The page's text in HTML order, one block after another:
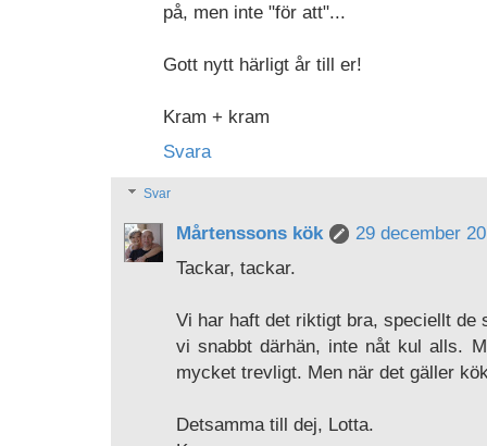
på, men inte "för att"...
Gott nytt härligt år till er!
Kram + kram
Svara
Svar
Mårtenssons kök
29 december
Tackar, tackar.
Vi har haft det riktigt bra, speciellt de
vi snabbt därhän, inte nåt kul alls.
mycket trevligt. Men när det gäller
Detsamma till dej, Lotta.